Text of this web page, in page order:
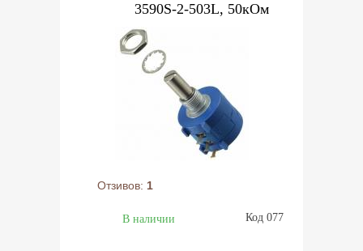
3590S-2-503L, 50кОм
Отзивов: 1
В наличии Код 077